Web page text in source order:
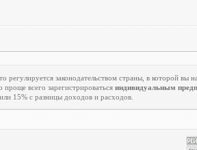
регулируется законодательством страны, в которой
всего зарегистрироваться индивидуальным
15% с разницы доходов и расходов.